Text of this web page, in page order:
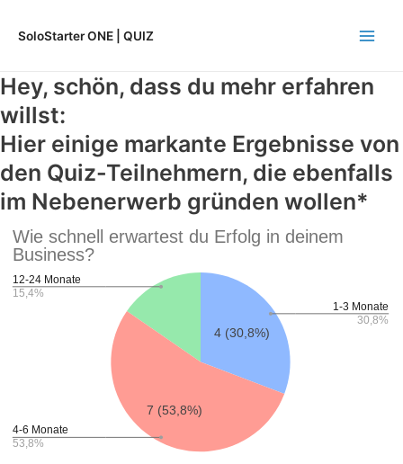
InhaltSoloStarter ONE | QUIZ
Hey, schön, dass du mehr erfahren
willst:
Hier einige markante Ergebnisse von
den Quiz-Teilnehmern, die ebenfalls
im Nebenerwerb gründen wollen*